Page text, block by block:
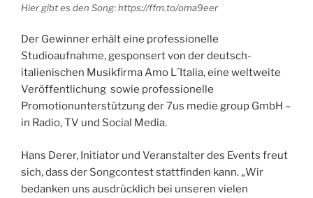
Hier gibt es den Song: https://ffm.to/oma9eer
Der Gewinner erhält eine professionelle
Studioaufnahme, gesponsert von der deutsch-
italienischen Musikfirma Amo L´Italia, eine weltweite
Veröffentlichung sowie professionelle
Promotionunterstützung der 7us medie group GmbH –
in Radio, TV und Social Media.
Hans Derer, Initiator und Veranstalter des Events freut
sich, dass der Songcontest stattfinden kann. „Wir
bedanken uns ausdrücklich bei unseren vielen